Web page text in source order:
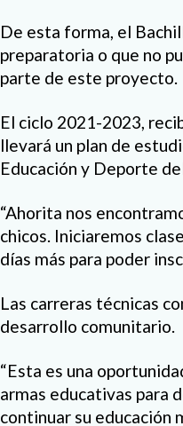
De esta forma, el
preparatoria o que no
parte de este proyecto.
El ciclo 2021-2023,
llevará un plan de
Educación y Deporte
“Ahorita nos
chicos. Iniciaremos
días más para poder
Las carreras técnicas
desarrollo comunitario.
“Esta es una
armas educativas para
continuar su educación